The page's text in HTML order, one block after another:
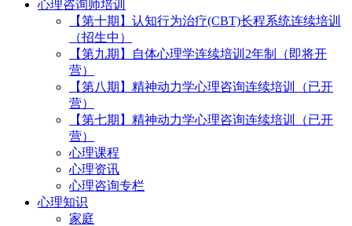
心理咨询师培训
【第十期】认知行为治疗(CBT)长程系统连续培训
（招生中）
【第九期】自体心理学连续培训2年制（即将开
营）
【第八期】精神动力学心理咨询连续培训（已开
营）
【第七期】精神动力学心理咨询连续培训（已开
营）
心理课程
心理资讯
心理咨询专栏
心理知识
家庭